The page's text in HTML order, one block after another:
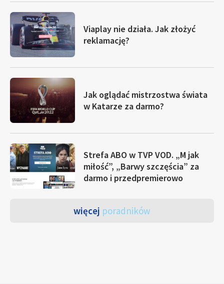
Viaplay nie działa. Jak złożyć
reklamację?
Jak oglądać mistrzostwa świata
w Katarze za darmo?
Strefa ABO w TVP VOD. „M jak
miłość”, „Barwy szczęścia” za
darmo i przedpremierowo
więcej poradników